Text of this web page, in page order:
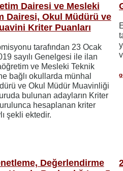
Dairesi ve Mesleki
Dairesi, Okul Müdürü ve
Kriter Puanları
tarafından 23 Ocak
sayılı Genelgesi ile ilan
ve Mesleki Teknik
bağlı okullarda münhal
ve Okul Müdür Muavinliği
bulunan adayların Kriter
hesaplanan kriter
şekli ektedir.
Değerlendirme